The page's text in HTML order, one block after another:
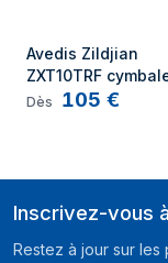
Avedis Zildjian
ZXT10TRF
Dès 105 €
Inscrivez-vous
Restez à jour sur les